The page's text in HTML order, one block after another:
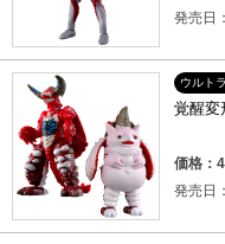
発売日
ウルト
覚醒変
価格：
発売日